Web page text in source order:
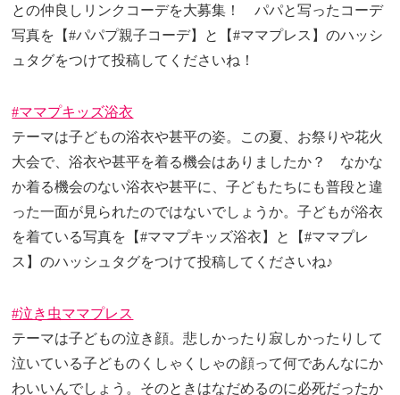
との仲良しリンクコーデを大募集！ パパと写ったコーデ
写真を【#パパプ親子コーデ】と【#ママプレス】のハッシ
ュタグをつけて投稿してくださいね！
#ママプキッズ浴衣
テーマは子どもの浴衣や甚平の姿。この夏、お祭りや花火
大会で、浴衣や甚平を着る機会はありましたか？ なかな
か着る機会のない浴衣や甚平に、子どもたちにも普段と違
った一面が見られたのではないでしょうか。子どもが浴衣
を着ている写真を【#ママプキッズ浴衣】と【#ママプレ
ス】のハッシュタグをつけて投稿してくださいね♪
#泣き虫ママプレス
テーマは子どもの泣き顔。悲しかったり寂しかったりして
泣いている子どものくしゃくしゃの顔って何であんなにか
わいいんでしょう。そのときはなだめるのに必死だったか